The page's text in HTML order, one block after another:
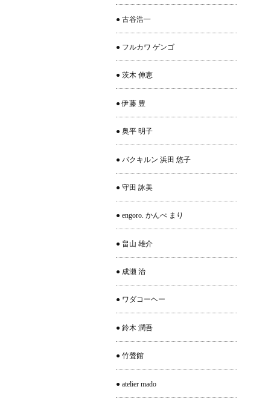
● 古谷浩一
● フルカワ ゲンゴ
● 茨木 伸恵
● 伊藤 豊
● 奥平 明子
● バクキルン 浜田 悠子
● 守田 詠美
● engoro. かんべ まり
● 畠山 雄介
● 成瀬 治
● ワダコーヘー
● 鈴木 潤吾
● 竹聲館
● atelier mado